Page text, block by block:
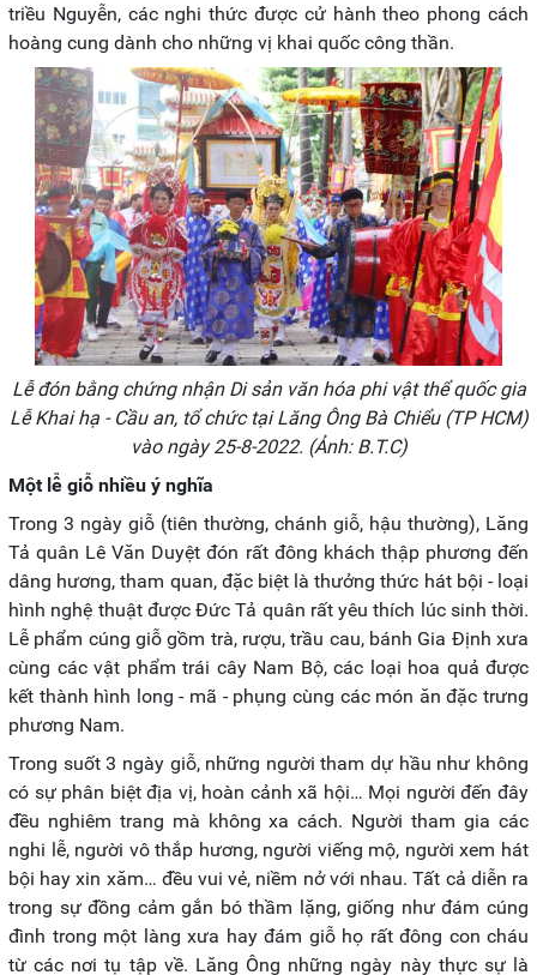
triều Nguyễn, các nghi thức được cử hành theo phong cách
hoàng cung dành cho những vị khai quốc công thần.
Lễ đón bằng chứng nhận Di sản văn hóa phi vật thể quốc gia
Lễ Khai hạ - Cầu an, tổ chức tại Lăng Ông Bà Chiểu (TP HCM)
vào ngày 25-8-2022. (Ảnh: B.T.C)
Một lễ giỗ nhiều ý nghĩa
Trong 3 ngày giỗ (tiên thường, chánh giỗ, hậu thường), Lăng
Tả quân Lê Văn Duyệt đón rất đông khách thập phương đến
dâng hương, tham quan, đặc biệt là thưởng thức hát bội - loại
hình nghệ thuật được Đức Tả quân rất yêu thích lúc sinh thời.
Lễ phẩm cúng giỗ gồm trà, rượu, trầu cau, bánh Gia Định xưa
cùng các vật phẩm trái cây Nam Bộ, các loại hoa quả được
kết thành hình long - mã - phụng cùng các món ăn đặc trưng
phương Nam.
Trong suốt 3 ngày giỗ, những người tham dự hầu như không
có sự phân biệt địa vị, hoàn cảnh xã hội… Mọi người đến đây
đều nghiêm trang mà không xa cách. Người tham gia các
nghi lễ, người vô thắp hương, người viếng mộ, người xem hát
bội hay xin xăm… đều vui vẻ, niềm nở với nhau. Tất cả diễn ra
trong sự đồng cảm gắn bó thầm lặng, giống như đám cúng
đình trong một làng xưa hay đám giỗ họ rất đông con cháu
từ các nơi tụ tập về. Lăng Ông những ngày này thực sự là